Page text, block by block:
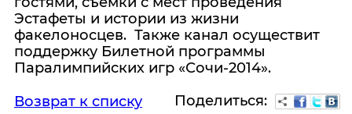
Эстафеты и истории из жизни
факелоносцев. Также канал осуществит
поддержку Билетной программы
Паралимпийских игр «Сочи-2014».
Возврат к списку
Поделиться: